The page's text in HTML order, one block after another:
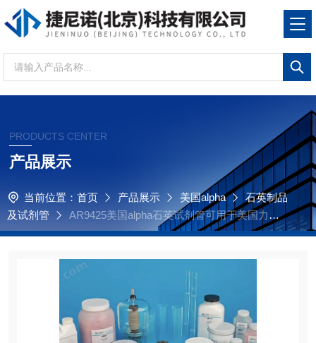
PRODUCTS CENTER
产品展示
当前位置： 首页 产品展示 美国alpha
石英制品
及试剂管
AR9425美国alpha石英试剂管可用于美国力可le
co